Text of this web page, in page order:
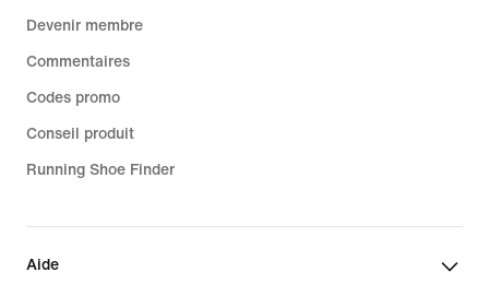
Devenir membre
Commentaires
Codes promo
Conseil produit
Running Shoe Finder
Aide